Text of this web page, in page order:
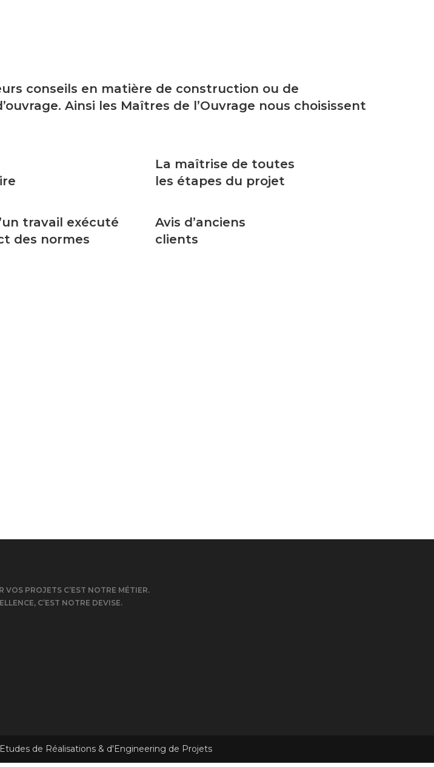
conseils en matière de construction ou de
Ainsi les Maîtres de l’Ouvrage nous choisissent
La maîtrise de toutes
les étapes du projet
travail exécuté
des normes
Avis d’anciens
clients
VOS PROJETS C’EST NOTRE MÉTIER.
C’EST NOTRE DEVISE.
de Réalisations & d'Engineering de Projets